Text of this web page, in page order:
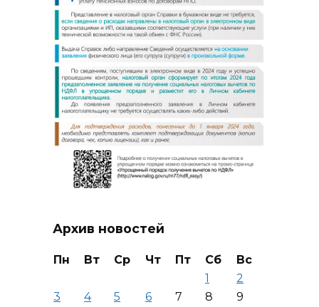
Архив новостей
Пн Вт Ср Чт Пт Сб
Вс
1
2
3
4 5 6 7 8
9